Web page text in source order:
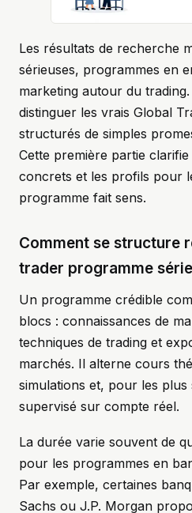
Les résultats de recherche
sérieuses, programmes en
marketing autour du
distinguer les vrais Global
structurés de simples
Cette première partie
concrets et les profils pour
programme fait sens.
Comment se structure
trader programme
Un programme crédible
blocs : connaissances de
techniques de trading et
marchés. Il alterne cours
simulations et, pour les plus
supervisé sur compte réel.
La durée varie souvent de
pour les programmes en
Par exemple, certaines
Sachs ou J.P. Morgan